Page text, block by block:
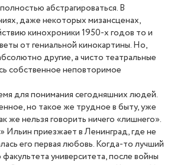
абстрагироваться. В
даже некоторых мизансценах,
кинохроники 1950-х годов то и
от гениальной кинокартины. Но,
другие, а чисто театральные
собственное неповторимое
для понимания сегодняшних людей.
но такое же трудное в быту, уже
же нельзя говорить ничего «лишнего».
Ильин приезжает в Ленинград, где не
его первая любовь. Когда-то лучший
университета, после войны